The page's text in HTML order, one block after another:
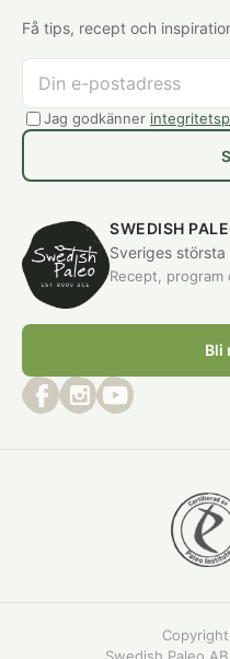
SWEDISH
Sveriges största
Recept,
Bli
Få tips, recept och
Jag godkänner